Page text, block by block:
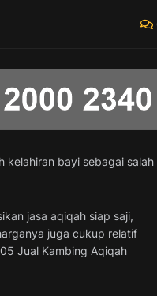
kelahiran bayi sebagai salah
jasa aqiqah siap saji,
juga cukup relatif
Jual Kambing Aqiqah